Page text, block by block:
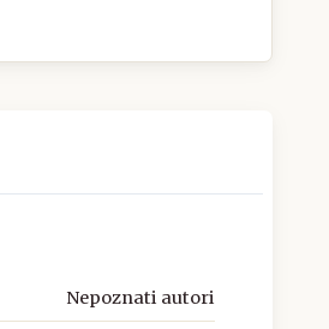
Nepoznati autori